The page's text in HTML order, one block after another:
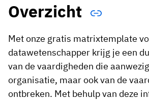
Overzicht
Met onze gratis matrixtemplate
datawetenschapper krijg je een
van de vaardigheden die
organisatie, maar ook van de
ontbreken. Met behulp van deze